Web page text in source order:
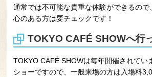
通常では不可能な貴重な体験ができるので
心のある方は要チェックです！
TOKYO CAFÉ SHOWへ行
TOKYO CAFÉ SHOWは毎年開催されてい
ショーですので、一般来場の方は入場料